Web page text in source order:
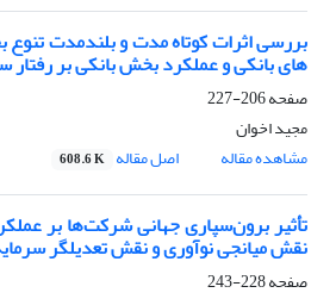
بررسی اثرات کوتاه مدت و بلندمدت تنوع
های بانکی و عملکرد بخش بانکی بر رفتار
صفحه206-227
مجید اخوان
مشاهده مقاله
اصل مقاله 608.6 K
تأثیر برون‌سپاری جهانی شرکت‌ها بر
نقش میانجی نوآوری و نقش تعدیلگر
صفحه228-243